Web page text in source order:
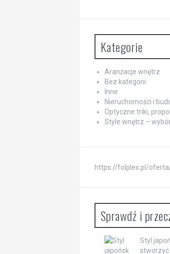
Kategorie
Aranżacje wnętrz
Bez kategorii
Inne
Nieruchomości i
Optyczne triki,
Style wnętrz –
https://folplex.pl/
Sprawdź i
Styl
stworzyć